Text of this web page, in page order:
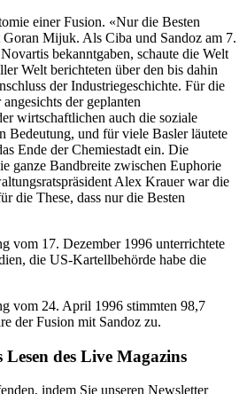
einer Fusion. «Nur die Besten
Goran Mijuk. Als Ciba und Sandoz am 7.
bekanntgaben, schaute die Welt
Welt berichteten über den bis dahin
der Industriegeschichte. Für die
der geplanten
wirtschaftlichen auch die soziale
Bedeutung, und für viele Basler läutete
Ende der Chemiestadt ein. Die
ganze Bandbreite zwischen Euphorie
Alex Krauer war die
die These, dass nur die Besten
vom 17. Dezember 1996 unterrichtete
die US-Kartellbehörde habe die
vom 24. April 1996 stimmten 98,7
der Fusion mit Sandoz zu.
des Live Magazins
indem Sie unseren Newsletter